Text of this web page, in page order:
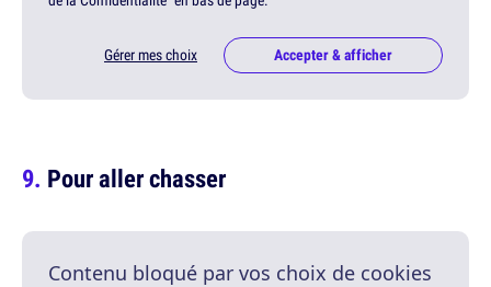
Gérer mes choix Accepter & afficher
Pour aller chasser
Contenu bloqué par vos choix de cookies